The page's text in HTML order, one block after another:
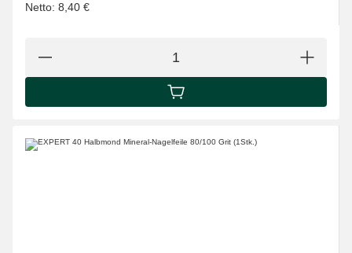
Netto: 8,40 €
IN DEN WARENKORB